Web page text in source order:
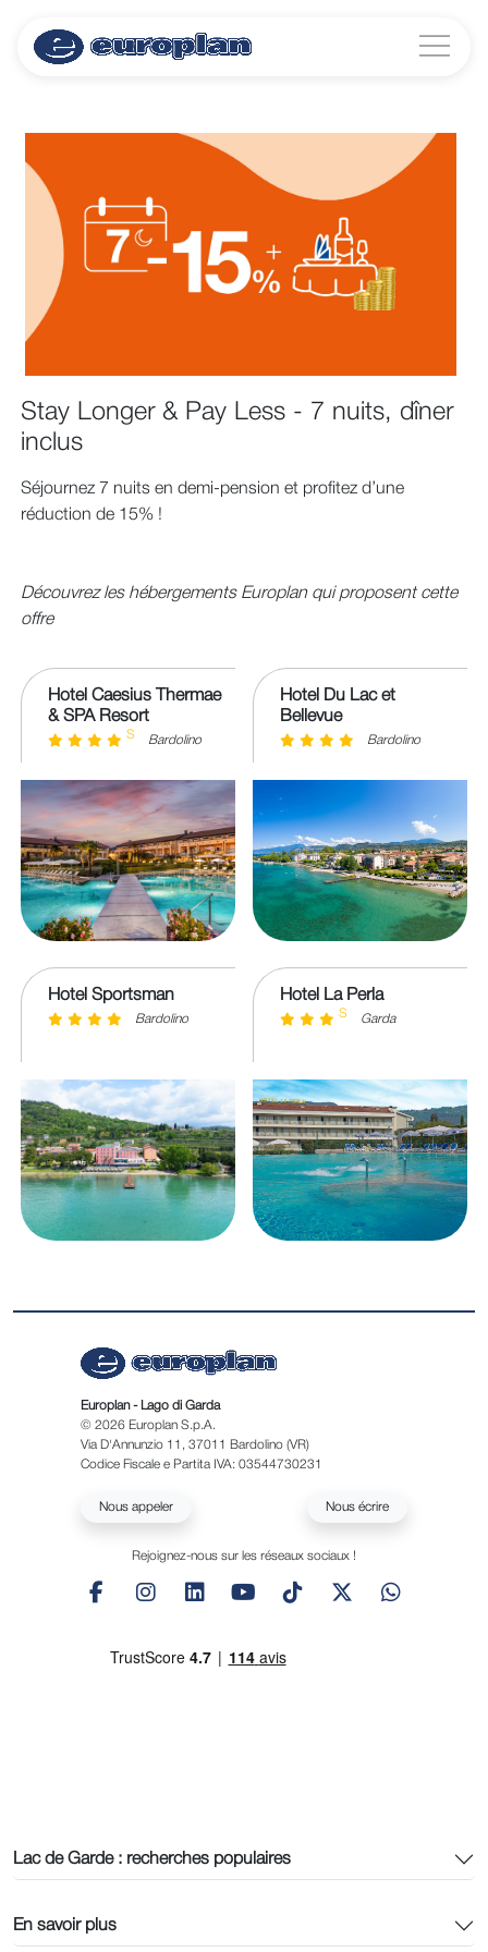
Stay Longer & Pay Less - 7 nuits, dîner
inclus
Séjournez 7 nuits en demi-pension et profitez d’une
réduction de 15% !
Découvrez les hébergements Europlan qui proposent cette
offre
Hotel Caesius Thermae
& SPA Resort
S Bardolino
Hotel Du Lac et
Bellevue
Bardolino
Hotel Sportsman
Bardolino
Hotel La Perla
S Garda
Lac de Garde : recherches populaires
En savoir plus
Europlan - Lago di Garda
© 2026 Europlan S.p.A.
Via D'Annunzio 11, 37011 Bardolino (VR)
Codice Fiscale e Partita IVA: 03544730231
Nous appeler Nous écrire
Rejoignez-nous sur les réseaux sociaux !